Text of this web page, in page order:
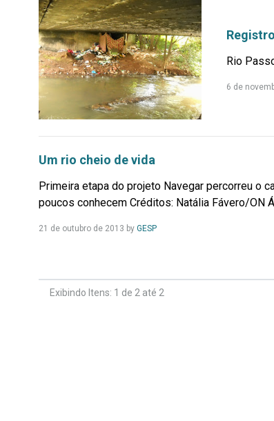
Rio
6 de
Um rio cheio de vida
Primeira etapa do projeto Navegar percorreu o
poucos conhecem Créditos: Natália Fávero/ON
21 de outubro de 2013 by GESPLeia
Exibindo Itens: 1 de 2 até 2